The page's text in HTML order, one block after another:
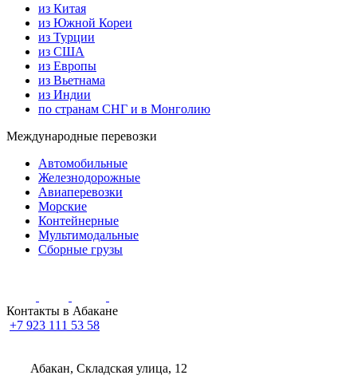
из Китая
из Южной Кореи
из Турции
из США
из Европы
из Вьетнама
из Индии
по странам СНГ и в Монголию
Международные перевозки
Автомобильные
Железнодорожные
Авиаперевозки
Морские
Контейнерные
Мультимодальные
Сборные грузы
Контакты в Абакане
+7 923 111 53 58
Абакан, Складская улица, 12